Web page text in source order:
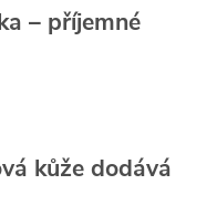
– příjemné
kůže dodává